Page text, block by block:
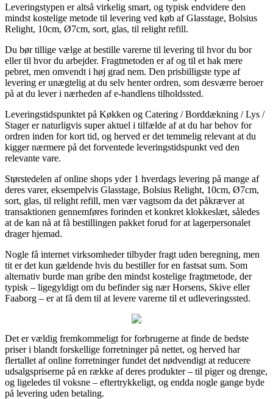
Leveringstypen er altså virkelig smart, og typisk endvidere den
mindst kostelige metode til levering ved køb af Glasstage, Bolsius
Relight, 10cm, Ø7cm, sort, glas, til relight refill.
Du bør tillige vælge at bestille varerne til levering til hvor du bor
eller til hvor du arbejder. Fragtmetoden er af og til et hak mere
pebret, men omvendt i høj grad nem. Den prisbilligste type af
levering er unægtelig at du selv henter ordren, som desværre beroer
på at du lever i nærheden af e-handlens tilholdssted.
Leveringstidspunktet på Køkken og Catering / Borddækning / Lys /
Stager er naturligvis super aktuel i tilfælde af at du har behov for
ordren inden for kort tid, og herved er det temmelig relevant at du
kigger nærmere på det forventede leveringstidspunkt ved den
relevante vare.
Størstedelen af online shops yder 1 hverdags levering på mange af
deres varer, eksempelvis Glasstage, Bolsius Relight, 10cm, Ø7cm,
sort, glas, til relight refill, men vær vagtsom da det påkræver at
transaktionen gennemføres forinden et konkret klokkeslæt, således
at de kan nå at få bestillingen pakket forud for at lagerpersonalet
drager hjemad.
Nogle få internet virksomheder tilbyder fragt uden beregning, men
tit er det kun gældende hvis du bestiller for en fastsat sum. Som
alternativ burde man gribe den mindst kostelige fragtmetode, der
typisk – ligegyldigt om du befinder sig nær Horsens, Skive eller
Faaborg – er at få dem til at levere varerne til et udleveringssted.
Det er vældig fremkommeligt for forbrugerne at finde de bedste
priser i blandt forskellige forretninger på nettet, og herved har
flertallet af online forretninger fundet det nødvendigt at reducere
udsalgspriserne på en række af deres produkter – til piger og drenge,
og ligeledes til voksne – eftertrykkeligt, og endda nogle gange byde
på levering uden betaling.